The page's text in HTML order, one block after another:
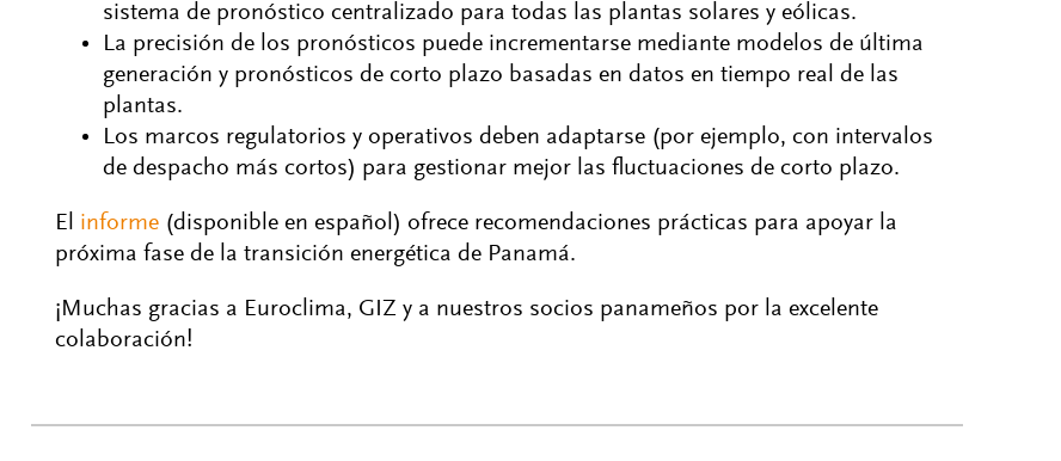
sistema de pronóstico centralizado para todas las plantas solares y eólicas.
La precisión de los pronósticos puede incrementarse mediante modelos de última
generación y pronósticos de corto plazo basadas en datos en tiempo real de las
plantas.
Los marcos regulatorios y operativos deben adaptarse (por ejemplo, con intervalos
de despacho más cortos) para gestionar mejor las fluctuaciones de corto plazo.
El informe (disponible en español) ofrece recomendaciones prácticas para apoyar la
próxima fase de la transición energética de Panamá.
¡Muchas gracias a Euroclima, GIZ y a nuestros socios panameños por la excelente
colaboración!